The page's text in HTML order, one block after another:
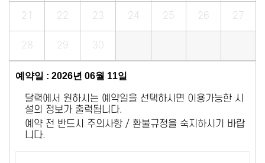
21 22 23 24 25 26 27
28 29 30
예약일 : 2026년 06월 11일
달력에서 원하시는 예약일을 선택하시면 이용가능한 시
설의 정보가 출력됩니다.
예약 전 반드시 주의사항 / 환불규정을 숙지하시기 바랍
니다.